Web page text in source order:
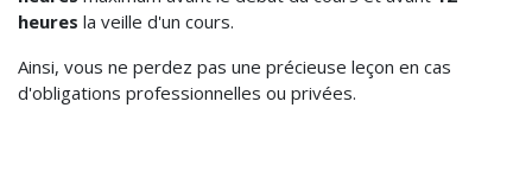
heures la veille d'un cours.
Ainsi, vous ne perdez pas une précieuse leçon en cas
d'obligations professionnelles ou privées.